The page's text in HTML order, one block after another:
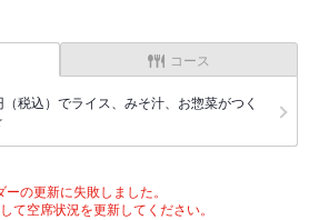
コース
税込）でライス、みそ汁、お惣菜がつく
ーの更新に失敗しました。
て空席状況を更新してください。